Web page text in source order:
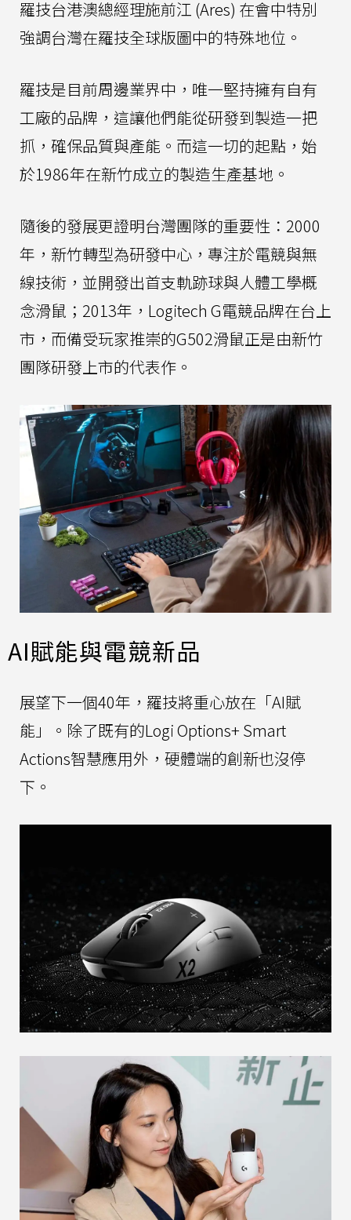
羅技台港澳總經理施前江 (Ares) 在會中特別
強調台灣在羅技全球版圖中的特殊地位。
羅技是目前周邊業界中，唯一堅持擁有自有
工廠的品牌，這讓他們能從研發到製造一把
抓，確保品質與產能。而這一切的起點，始
於1986年在新竹成立的製造生產基地。
隨後的發展更證明台灣團隊的重要性：2000
年，新竹轉型為研發中心，專注於電競與無
線技術，並開發出首支軌跡球與人體工學概
念滑鼠；2013年，Logitech G電競品牌在台上
市，而備受玩家推崇的G502滑鼠正是由新竹
團隊研發上市的代表作。
AI賦能與電競新品
展望下一個40年，羅技將重心放在「AI賦
能」。除了既有的Logi Options+ Smart
Actions智慧應用外，硬體端的創新也沒停
下。